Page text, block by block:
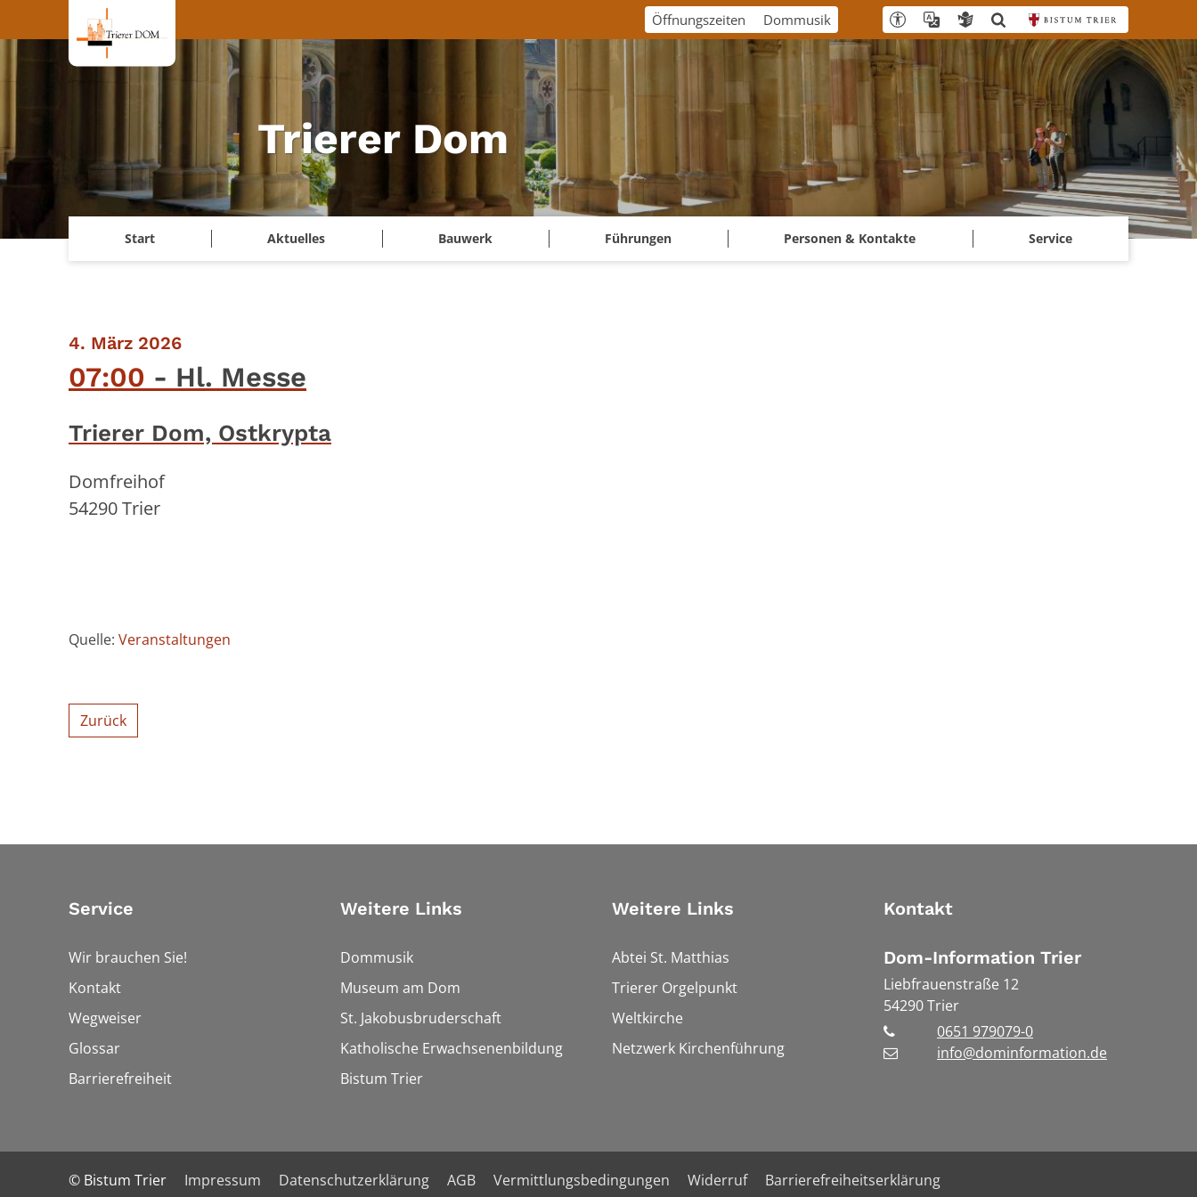
Zum Inhalt springen
Trierer Dom
Start Aktuelles Bauwerk Führungen Personen & Kontakte Service
Öffnungszeiten Dommusik
4. März 2026:
07:00 Hl. Messe
Trierer Dom, Ostkrypta
Domfreihof
54290Trier
Quelle: Veranstaltungen
Zurück
Service
Wir brauchen Sie!
Kontakt
Wegweiser
Glossar
Barrierefreiheit
Weitere Links
Dommusik
Museum am Dom
St. Jakobusbruderschaft
Katholische Erwachsenenbildung
Bistum Trier
Weitere Links
Abtei St. Matthias
Trierer Orgelpunkt
Weltkirche
Netzwerk Kirchenführung
Kontakt
Dom-Information Trier
Liebfrauenstraße 12
54290Trier
0651 979079-0
info@dominformation.de
© Bistum Trier Impressum Datenschutzerklärung AGB Vermittlungsbedingungen Widerruf Barrierefreiheitserklärung